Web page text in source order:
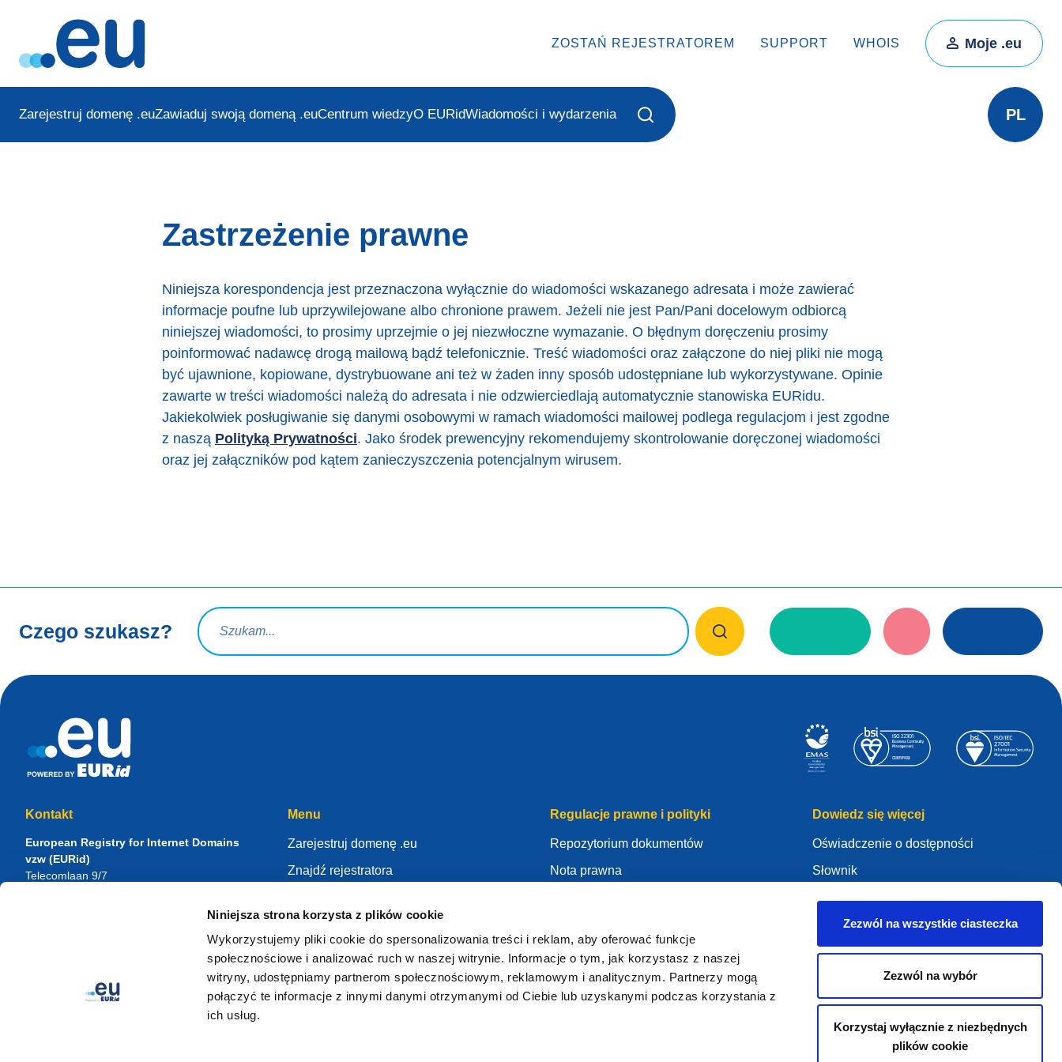
Niniejsza strona korzysta z plików cookie
Wykorzystujemy pliki cookie do spersonalizowania treści i reklam, aby oferować funkcje
społecznościowe i analizować ruch w naszej witrynie. Informacje o tym, jak korzystasz z naszej
witryny, udostępniamy partnerom społecznościowym, reklamowym i analitycznym. Partnerzy mogą
połączyć te informacje z innymi danymi otrzymanymi od Ciebie lub uzyskanymi podczas korzystania z
ich usług.
Zezwól na wszystkie ciasteczka
Zezwól na wybór
Korzystaj wyłącznie z niezbędnych
plików cookie
ZOSTAŃ REJESTRATOREM SUPPORT WHOIS Moje .eu
Zarejestruj domenę .euZawiaduj swoją domeną .euCentrum wiedzyO EURidWiadomości i wydarzenia PL
Zastrzeżenie prawne
Niniejsza korespondencja jest przeznaczona wyłącznie do wiadomości wskazanego adresata i może zawierać
informacje poufne lub uprzywilejowane albo chronione prawem. Jeżeli nie jest Pan/Pani docelowym odbiorcą
niniejszej wiadomości, to prosimy uprzejmie o jej niezwłoczne wymazanie. O błędnym doręczeniu prosimy
poinformować nadawcę drogą mailową bądź telefonicznie. Treść wiadomości oraz załączone do niej pliki nie mogą
być ujawnione, kopiowane, dystrybuowane ani też w żaden inny sposób udostępniane lub wykorzystywane. Opinie
zawarte w treści wiadomości należą do adresata i nie odzwierciedlają automatycznie stanowiska EURidu.
Jakiekolwiek posługiwanie się danymi osobowymi w ramach wiadomości mailowej podlega regulacjom i jest zgodne
z naszą Polityką Prywatności. Jako środek prewencyjny rekomendujemy skontrolowanie doręczonej wiadomości
oraz jej załączników pod kątem zanieczyszczenia potencjalnym wirusem.
Czego szukasz?
Zapytanie wyszukiwania
Kontakt
European Registry for Internet Domains
vzw (EURid)
Telecomlaan 9/7
RPR Brussel – VAT BE 0864.240.405
Zapytania prasowe:
Menu
Zarejestruj domenę .eu
Znajdź rejestratora
Centrum wiedzy
O EURid
Zostań rejestratorem
Regulacje prawne i polityki
Repozytorium dokumentów
Nota prawna
Polityka Ciasteczek
Articles of Association
EURid Responsible Disclosure Policy
Dowiedz się więcej
Oświadczenie o dostępności
Słownik
Moje konto .eu